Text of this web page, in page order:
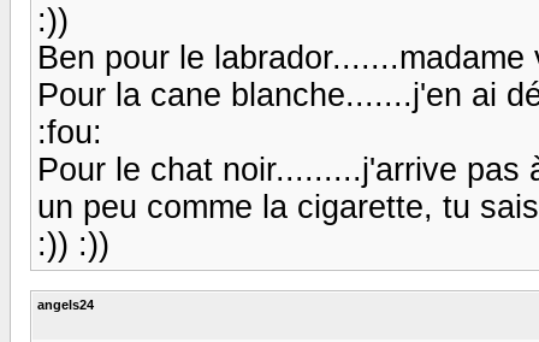
:))
Ben pour le
Pour la cane blanche.......j'en ai
:fou:
Pour le chat noir.........j'arrive pas
un peu comme la cigarette, tu
:)) :))
angels24